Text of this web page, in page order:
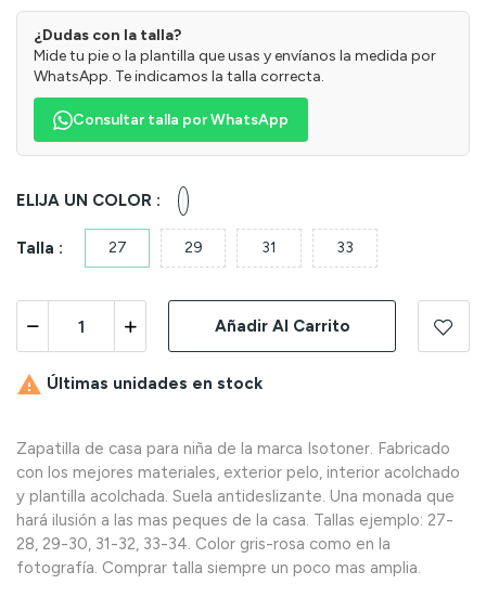
¿Dudas con la talla?
Mide tu pie o la plantilla que usas y envíanos la medida por
WhatsApp. Te indicamos la talla correcta.
Consultar talla por WhatsApp
ELIJA UN COLOR :
Gris
claro
Talla : 27 29 31 33
Añadir Al Carrito
 Últimas unidades en stock
Zapatilla de casa para niña de la marca Isotoner. Fabricado
con los mejores materiales, exterior pelo, interior acolchado
y plantilla acolchada. Suela antideslizante. Una monada que
hará ilusión a las mas peques de la casa. Tallas ejemplo: 27-
28, 29-30, 31-32, 33-34. Color gris-rosa como en la
fotografía. Comprar talla siempre un poco mas amplia.